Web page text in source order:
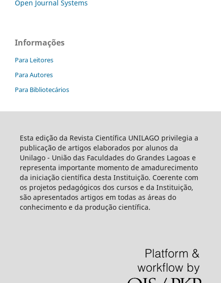
Open Journal Systems
Informações
Para Leitores
Para Autores
Para Bibliotecários
Esta edição da Revista Científica UNILAGO privilegia a
publicação de artigos elaborados por alunos da
Unilago - União das Faculdades do Grandes Lagoas e
representa importante momento de amadurecimento
da iniciação científica desta Instituição. Coerente com
os projetos pedagógicos dos cursos e da Instituição,
são apresentados artigos em todas as áreas do
conhecimento e da produção científica.